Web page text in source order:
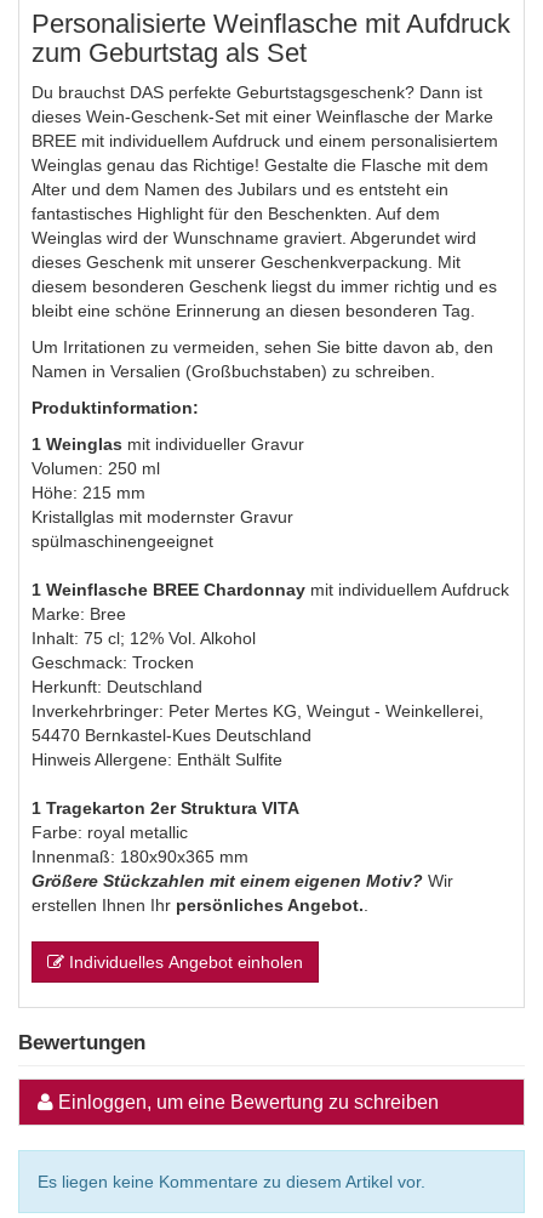
Personalisierte Weinflasche mit Aufdruck
zum Geburtstag als Set
Du brauchst DAS perfekte Geburtstagsgeschenk? Dann ist
dieses Wein-Geschenk-Set mit einer Weinflasche der Marke
BREE mit individuellem Aufdruck und einem personalisiertem
Weinglas genau das Richtige! Gestalte die Flasche mit dem
Alter und dem Namen des Jubilars und es entsteht ein
fantastisches Highlight für den Beschenkten. Auf dem
Weinglas wird der Wunschname graviert. Abgerundet wird
dieses Geschenk mit unserer Geschenkverpackung. Mit
diesem besonderen Geschenk liegst du immer richtig und es
bleibt eine schöne Erinnerung an diesen besonderen Tag.
Um Irritationen zu vermeiden, sehen Sie bitte davon ab, den
Namen in Versalien (Großbuchstaben) zu schreiben.
Produktinformation:
1 Weinglas mit individueller Gravur
Volumen: 250 ml
Höhe: 215 mm
Kristallglas mit modernster Gravur
spülmaschinengeeignet
1 Weinflasche BREE Chardonnay mit individuellem Aufdruck
Marke: Bree
Inhalt: 75 cl; 12% Vol. Alkohol
Geschmack: Trocken
Herkunft: Deutschland
Inverkehrbringer: Peter Mertes KG, Weingut - Weinkellerei,
54470 Bernkastel-Kues Deutschland
Hinweis Allergene: Enthält Sulfite
1 Tragekarton 2er Struktura VITA
Farbe: royal metallic
Innenmaß: 180x90x365 mm
Größere Stückzahlen mit einem eigenen Motiv? Wir
erstellen Ihnen Ihr persönliches Angebot.
Individuelles Angebot einholen
Bewertungen
Einloggen, um eine Bewertung zu schreiben
Es liegen keine Kommentare zu diesem Artikel vor.